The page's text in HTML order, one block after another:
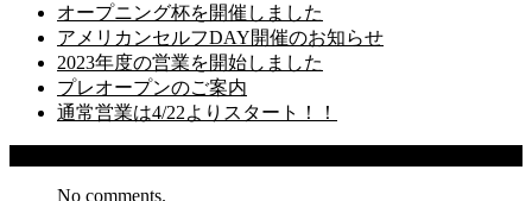
オープニング杯を開催しました
アメリカンセルフDAY開催のお知らせ
2023年度の営業を開始しました
プレオープンのご案内
通常営業は4/22よりスタート！！
No comments.